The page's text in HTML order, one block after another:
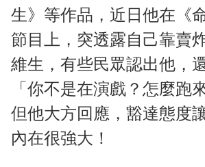
生》等作品，近日他在《
節目上，突透露自己靠賣
維生，有些民眾認出他，
「你不是在演戲？怎麼跑
但他大方回應，豁達態度
內在很強大！